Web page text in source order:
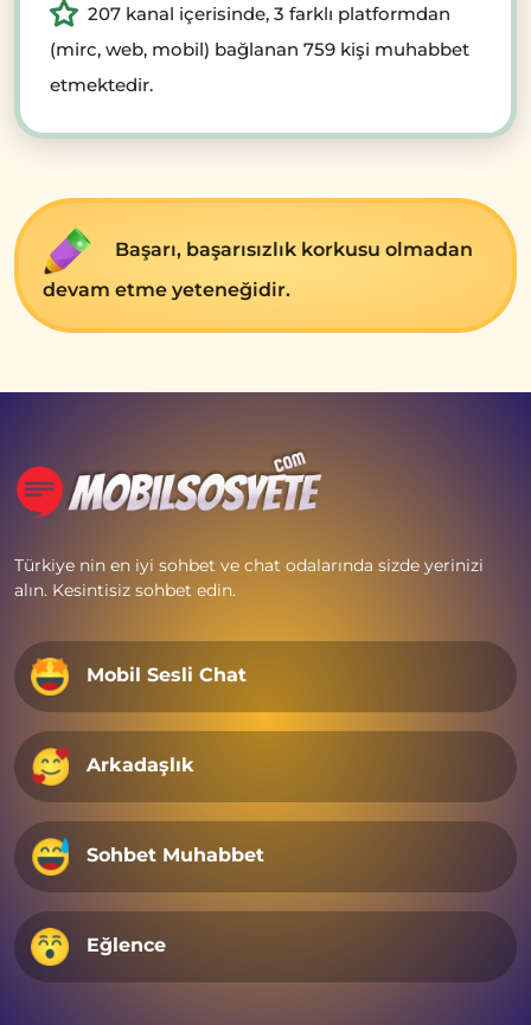
207 kanal içerisinde, 3 farklı platformdan
(mirc, web, mobil) bağlanan 759 kişi muhabbet
etmektedir.
Başarı, başarısızlık korkusu olmadan
devam etme yeteneğidir.
Türkiye nin en iyi sohbet ve chat odalarında sizde yerinizi
alın. Kesintisiz sohbet edin.
Mobil Sesli Chat
Arkadaşlık
Sohbet Muhabbet
Eğlence